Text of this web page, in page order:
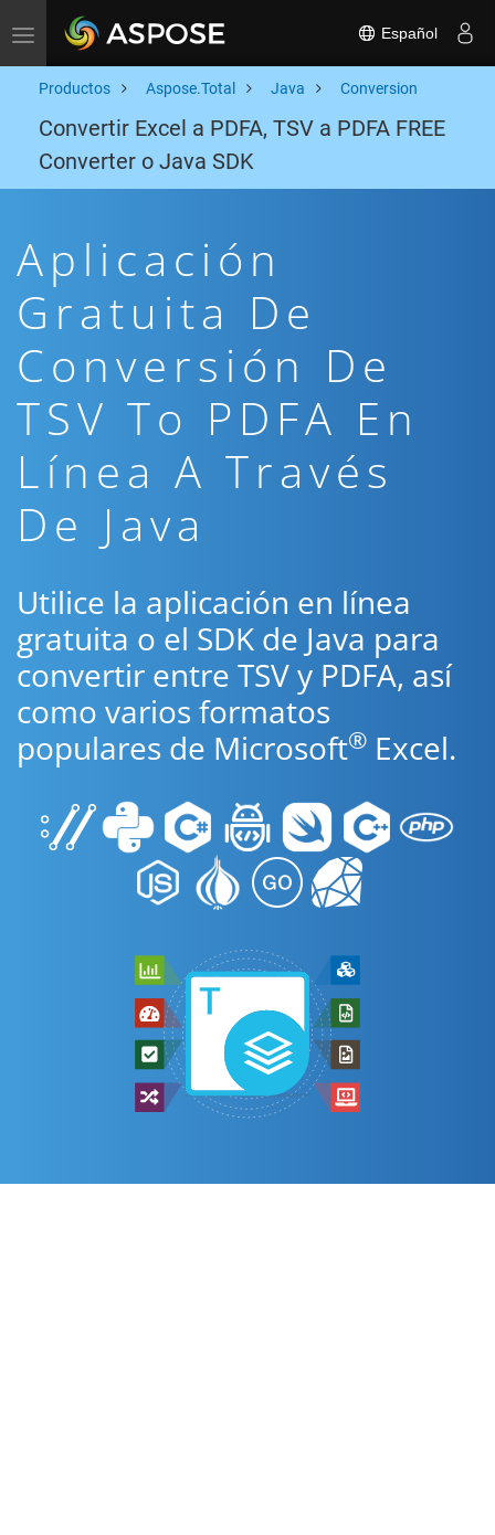
Toggle navigation Español
Productos Aspose.Total Java Conversion
Convertir Excel a PDFA, TSV a PDFA FREE
Converter o Java SDK
Aplicación
Gratuita De
Conversión De
TSV To PDFA En
Línea A Través
De Java
Utilice la aplicación en línea
gratuita o el SDK de Java para
convertir entre TSV y PDFA, así
como varios formatos
populares de Microsoft® Excel.